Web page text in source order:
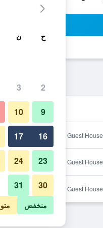
Provider for Somerton Guest House
Provider for Somerton Guest House
Provider for Somerton Guest House
ح ن
2
3
9
10
16
17
23
24
30
31
منخفض